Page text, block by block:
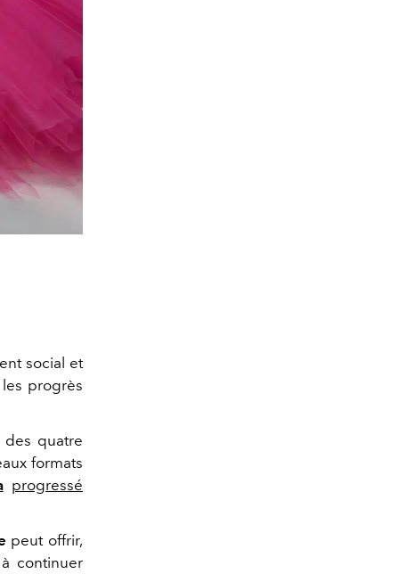
social et
progrès
des quatre
formats
progressé
peut offrir,
continuer